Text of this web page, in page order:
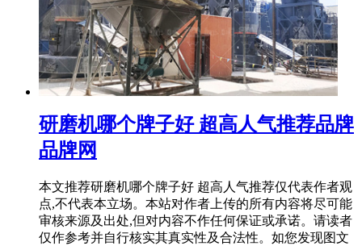
研磨机哪个牌子好 超高人气推荐品牌
品牌网
本文推荐研磨机哪个牌子好 超高人气推荐仅代表作者观
点,不代表本立场。本站对作者上传的所有内容将尽可能
审核来源及出处,但对内容不作任何保证或承诺。请读者
仅作参考并自行核实其真实性及合法性。如您发现图文